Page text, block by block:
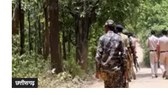
छत्तीसगढ़